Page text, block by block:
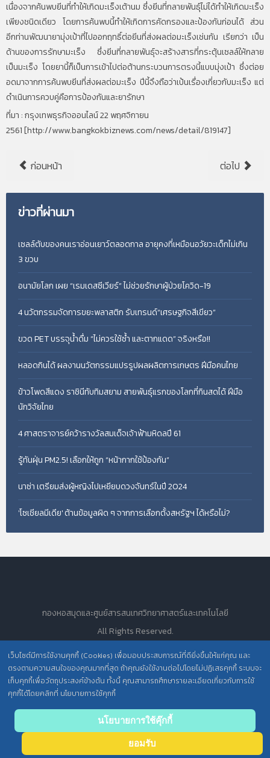
เนื่องจากค้นพบยีนที่ทำให้เกิดมะเร็งเต้านม ซึ่งยีนที่กลายพันธุ์ไม่ได้ทำให้เกิดมะเร็ง
เพียงชนิดเดียว โดยการค้นพบนี้ทำให้เกิดการคัดกรองและป้องกันก่อนได้ ส่วน
อีกท่านพัฒนายามุ่งเป้าที่ไปออกฤทธิ์ต่อยีนที่ส่งผลต่อมะเร็งเช่นกัน เรียกว่า เป็น
ด้านของการรักษามะเร็ง ซึ่งยีนที่กลายพันธุ์จะสร้างสารที่กระตุ้นเซลล์ให้กลาย
เป็นมะเร็ง โดยยานี้ก็เป็นการเข้าไปต่อต้านกระบวนการตรงนี้แบบมุ่งเป้า ซึ่งต่อย
อดมาจากการค้นพบยีนที่ส่งผลต่อมะเร็ง ปีนี้จึงถือว่าเป้นเรื่องเกี่ยวกับมะเร็ง แต่
ดำเนินการควบคู่คือการป้องกันและยารักษา
ที่มา : กรุงเทพธุรกิจออนไลน์ 22 พฤศจิกายน
2561 [http://www.bangkokbiznews.com/news/detail/819147]
ก่อนหน้า ต่อไป
ข่าวที่ผ่านมา
เซลล์ตับของคนเราอ่อนเยาว์ตลอดกาล อายุคงที่เหมือนอวัยวะเด็กไม่เกิน
3 ขวบ
อนามัยโลก เผย “เรมเดสซีเวียร์” ไม่ช่วยรักษาผู้ป่วยโควิด-19
4 นวัตกรรมจัดการขยะพลาสติก รับเทรนด์“เศรษฐกิจสีเขียว”
ขวด PET บรรจุน้ำดื่ม “ไม่ควรใช้ซ้ำ และตากแดด” จริงหรือ!!
หลอดกินได้ ผลงานนวัตกรรมแปรรูปผลผลิตการเกษตร ฝีมือคนไทย
ข้าวโพดสีแดง ราชินีทับทิมสยาม สายพันธุ์แรกของโลกที่กินสดได้ ฝีมือ
นักวิจัยไทย
4 ศาสตราจารย์คว้ารางวัลสมเด็จเจ้าฟ้ามหิดลปี 61
รู้ทันฝุ่น PM2.5! เลือกให้ถูก “หน้ากากใช้ป้องกัน”
นาซ่า เตรียมส่งผู้หญิงไปเหยียบดวงจันทร์ในปี 2024
'โซเชียลมีเดีย' ต้านข้อมูลผิด ๆ จากการเลือกตั้งสหรัฐฯ ได้หรือไม่?
เว็บไซต์มีการใช้งานคุกกี้ (Cookies) เพื่อมอบประสบการณ์ที่ดียิ่งขึ้นให้แก่คุณ และ
ตรงตามความสนใจของคุณมากที่สุด ถ้าคุณยังใช้งานต่อไปโดยไม่ปฏิเสธคุกกี้ ระบบจะ
เก็บคุกกี้เพื่อวัตถุประสงค์ข้างต้น ทั้งนี้ คุณสามารถศึกษารายละเอียดเกี่ยวกับการใช้
คุกกี้ได้โดยคลิกที่ นโยบายการใช้คุกกี้
นโยบายการใช้คุ๊กกี้
ยอมรับ
กองหอสมุดและศูนย์สารสนเทศวิทยาศาสตร์และเทคโนโลยี
All Rights Reserved.
นโยบายการคุ้มครองข้อมูลส่วนบุคคล วศ. /
ประกาศความเป็นส่วนตัว (Privacy Notice) สำหรับการบริการสารสนเทศ
to top